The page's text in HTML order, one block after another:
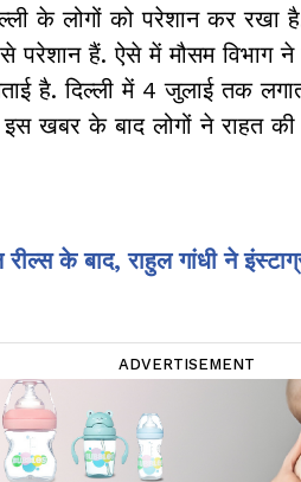
के लोगों को परेशान कर रखा
से परेशान हैं. ऐसे में मौसम
है. दिल्ली में 4 जुलाई तक
खबर के बाद लोगों ने राहत
रील्स के बाद, राहुल गांधी ने
ADVERTISEMENT